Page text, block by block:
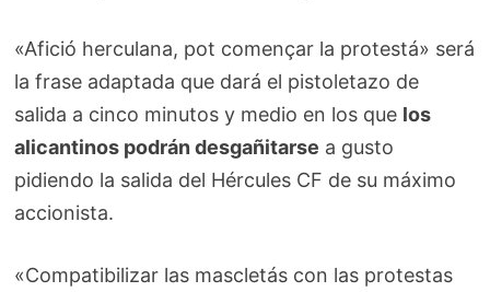
«Afició herculana, pot començar la protestá» será
la frase adaptada que dará el pistoletazo de
salida a cinco minutos y medio en los que los
alicantinos podrán desgañitarse a gusto
pidiendo la salida del Hércules CF de su máximo
accionista.
«Compatibilizar las mascletás con las protestas